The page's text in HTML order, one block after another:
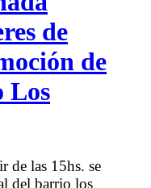
de
de
Los
de las 15hs. se
del barrio los